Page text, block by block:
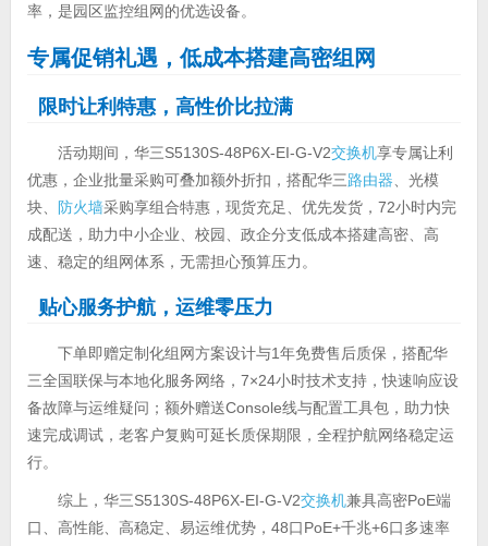
率，是园区监控组网的优选设备。
专属促销礼遇，低成本搭建高密组网
限时让利特惠，高性价比拉满
活动期间，华三S5130S-48P6X-EI-G-V2交换机享专属让利
优惠，企业批量采购可叠加额外折扣，搭配华三路由器 、光模
块、 防火墙采购享组合特惠，现货充足、优先发货，72小时内完
成配送，助力中小企业、校园、政企分支低成本搭建高密、高
速、稳定的组网体系，无需担心预算压力。
贴心服务护航，运维零压力
下单即赠定制化组网方案设计与1年免费售后质保，搭配华
三全国联保与本地化服务网络，7×24小时技术支持，快速响应设
备故障与运维疑问；额外赠送Console线与配置工具包，助力快
速完成调试，老客户复购可延长质保期限，全程护航网络稳定运
行。
综上，华三S5130S-48P6X-EI-G-V2交换机兼具高密PoE端
口、高性能、高稳定、易运维优势，48口PoE+千兆+6口多速率